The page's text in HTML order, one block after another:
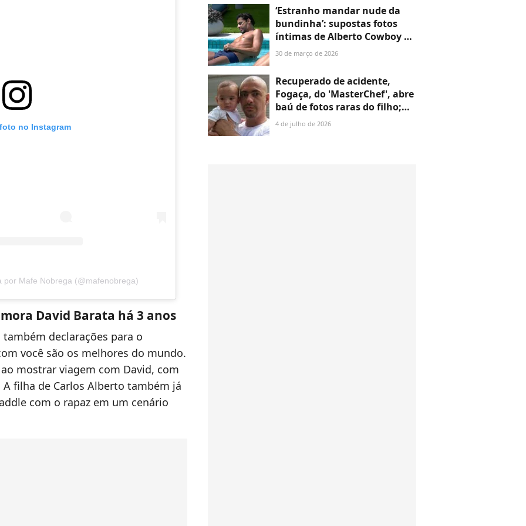
no Instagram
por Mafe Nobrega (@mafenobrega)
David Barata há 3 anos
declarações para o
você são os melhores do mundo.
mostrar viagem com David, com
filha de Carlos Alberto também já
com o rapaz em um cenário
‘Estranho mandar nude da
bundinha’: supostas fotos
íntimas de Alberto Cowboy do
'BBB 26' vazam e geram
masculinidade na web
30 de março de 2026
Recuperado de acidente,
Fogaça, do 'MasterChef', abre
baú de fotos raras do filho;
João faz 18 anos e beleza
4 de julho de 2026